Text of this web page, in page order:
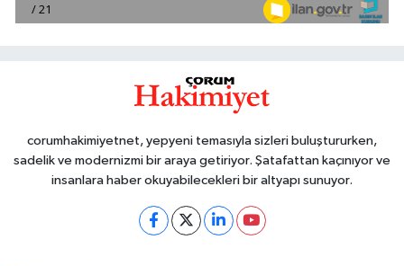
corumhakimiyetnet, yepyeni temasıyla sizleri buluştururken,
sadelik ve modernizmi bir araya getiriyor. Şatafattan kaçınıyor ve
insanlara haber okuyabilecekleri bir altyapı sunuyor.